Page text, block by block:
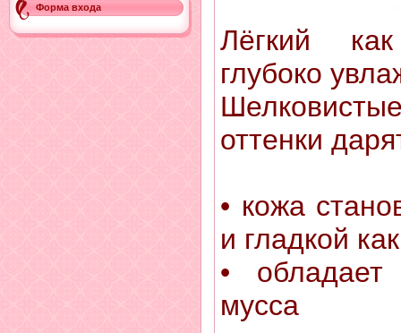
Форма входа
Лёгкий
глубоко
оттенки
• кожа
и гладкой
• обладает
мусса